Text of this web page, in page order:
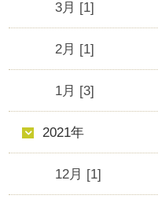
3月 [1]
2月 [1]
1月 [3]
2021年
12月 [1]